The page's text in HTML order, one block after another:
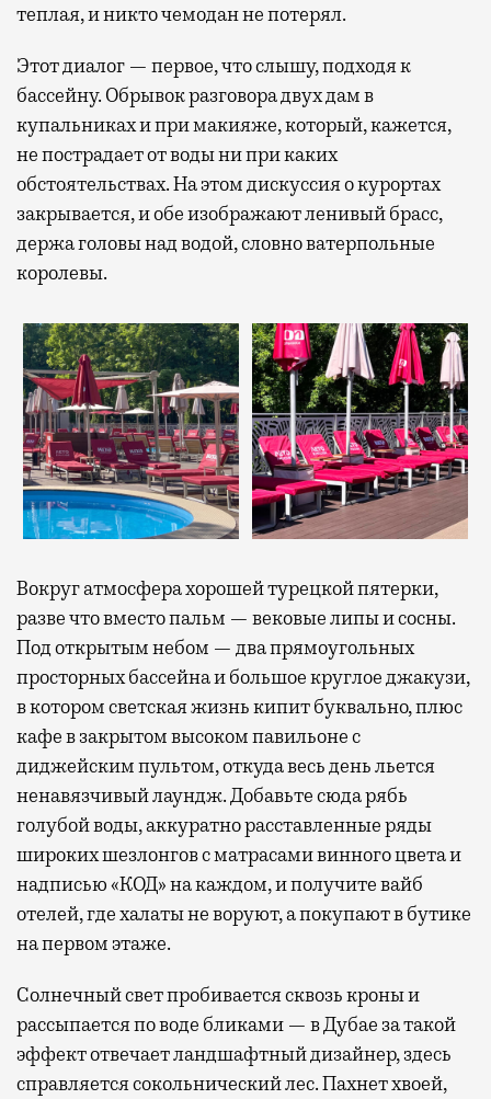
теплая, и никто чемодан не потерял.
Этот диалог — первое, что слышу, подходя к
бассейну. Обрывок разговора двух дам в
купальниках и при макияже, который, кажется,
не пострадает от воды ни при каких
обстоятельствах. На этом дискуссия о курортах
закрывается, и обе изображают ленивый брасс,
держа головы над водой, словно ватерпольные
королевы.
Вокруг атмосфера хорошей турецкой пятерки,
разве что вместо пальм — вековые липы и сосны.
Под открытым небом — два прямоугольных
просторных бассейна и большое круглое джакузи,
в котором светская жизнь кипит буквально, плюс
кафе в закрытом высоком павильоне с
диджейским пультом, откуда весь день льется
ненавязчивый лаундж. Добавьте сюда рябь
голубой воды, аккуратно расставленные ряды
широких шезлонгов с матрасами винного цвета и
надписью «КОД» на каждом, и получите вайб
отелей, где халаты не воруют, а покупают в бутике
на первом этаже.
Солнечный свет пробивается сквозь кроны и
рассыпается по воде бликами — в Дубае за такой
эффект отвечает ландшафтный дизайнер, здесь
справляется сокольнический лес. Пахнет хвоей,